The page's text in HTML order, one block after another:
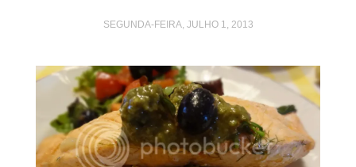
SEGUNDA-FEIRA, JULHO 1, 2013